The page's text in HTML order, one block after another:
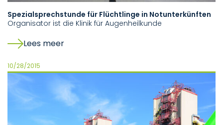
Spezialsprechstunde für Flüchtlinge in Notunterkünften
Organisator ist die Klinik für Augenheilkunde
Lees meer
10/28/2015